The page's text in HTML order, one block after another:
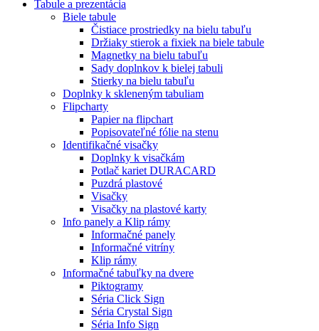
Tabule a prezentácia
Biele tabule
Čistiace prostriedky na bielu tabuľu
Držiaky stierok a fixiek na biele tabule
Magnetky na bielu tabuľu
Sady doplnkov k bielej tabuli
Stierky na bielu tabuľu
Doplnky k skleneným tabuliam
Flipcharty
Papier na flipchart
Popisovateľné fólie na stenu
Identifikačné visačky
Doplnky k visačkám
Potlač kariet DURACARD
Puzdrá plastové
Visačky
Visačky na plastové karty
Info panely a Klip rámy
Informačné panely
Informačné vitríny
Klip rámy
Informačné tabuľky na dvere
Piktogramy
Séria Click Sign
Séria Crystal Sign
Séria Info Sign